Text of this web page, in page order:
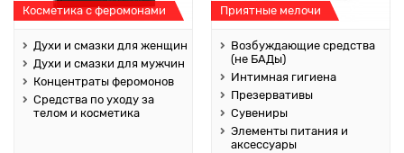
Косметика с феромонами
Духи и смазки для женщин
Духи и смазки для мужчин
Концентраты феромонов
Средства по уходу за
телом и косметика
Приятные мелочи
Возбуждающие средства
(не БАДы)
Интимная гигиена
Презервативы
Сувениры
Элементы питания и
аксессуары